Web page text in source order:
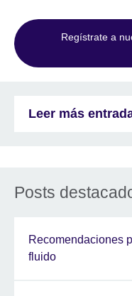
Regístrate a
Leer más
Posts
Recomendaciones
fluido